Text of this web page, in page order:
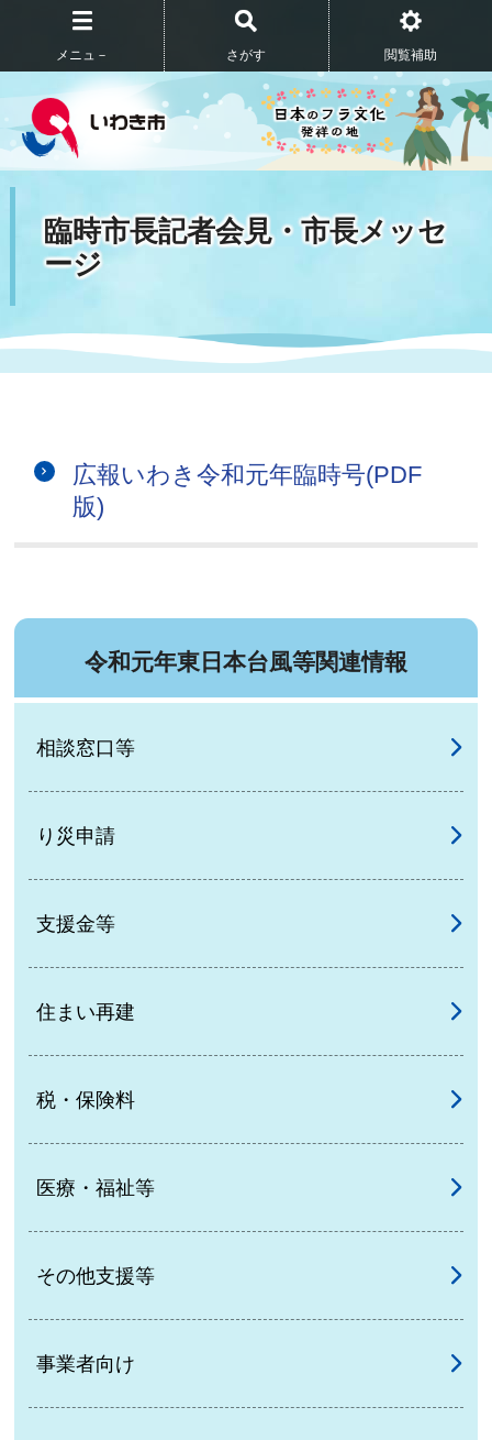
メニュ－ さがす 閲覧補助
臨時市長記者会見・市長メッセ
ージ
広報いわき令和元年臨時号(PDF
版)
令和元年東日本台風等関連情報
相談窓口等
り災申請
支援金等
住まい再建
税・保険料
医療・福祉等
その他支援等
事業者向け